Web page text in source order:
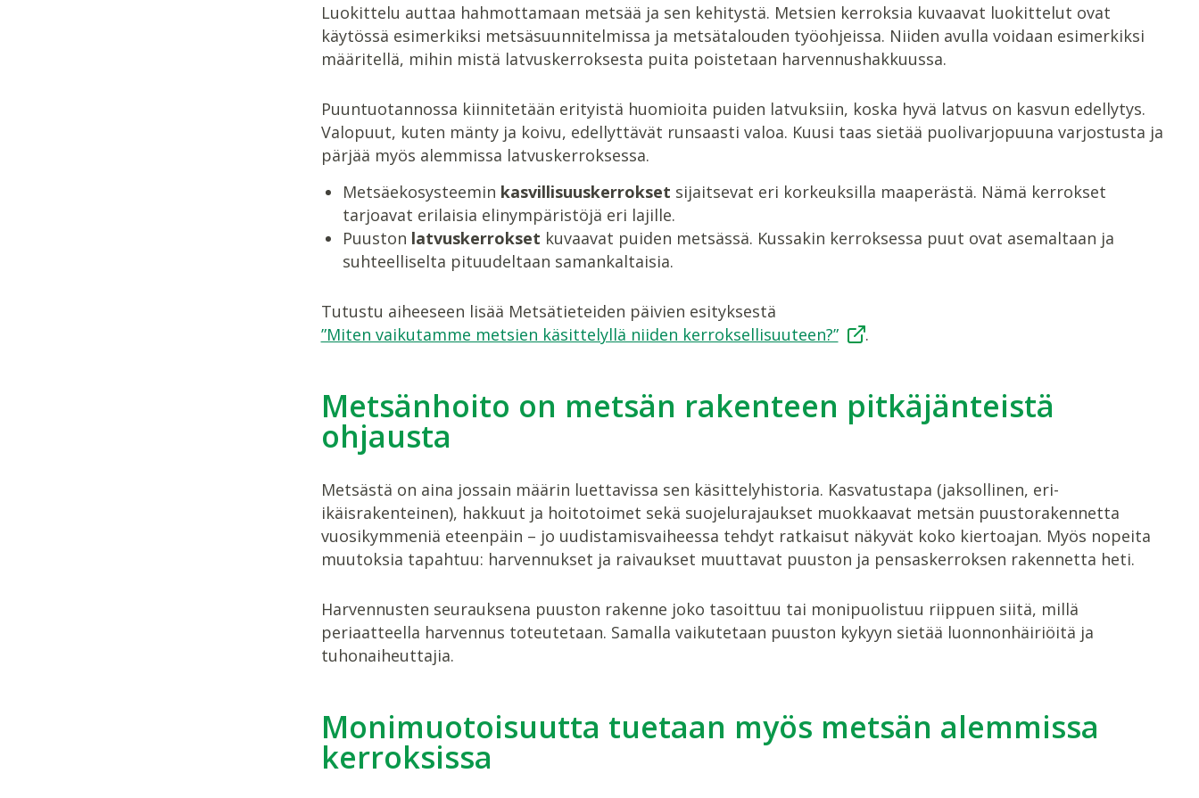
Luokittelu auttaa hahmottamaan metsää ja sen kehitystä. Metsien kerroksia kuvaavat luokittelut ovat
käytössä esimerkiksi metsäsuunnitelmissa ja metsätalouden työohjeissa. Niiden avulla voidaan esimerkiksi
määritellä, mihin mistä latvuskerroksesta puita poistetaan harvennushakkuussa.
Puuntuotannossa kiinnitetään erityistä huomioita puiden latvuksiin, koska hyvä latvus on kasvun edellytys.
Valopuut, kuten mänty ja koivu, edellyttävät runsaasti valoa. Kuusi taas sietää puolivarjopuuna varjostusta ja
pärjää myös alemmissa latvuskerroksessa.
Metsäekosysteemin kasvillisuuskerrokset sijaitsevat eri korkeuksilla maaperästä. Nämä kerrokset
tarjoavat erilaisia elinympäristöjä eri lajille.
Puuston latvuskerrokset kuvaavat puiden metsässä. Kussakin kerroksessa puut ovat asemaltaan ja
suhteelliselta pituudeltaan samankaltaisia.
Tutustu aiheeseen lisää Metsätieteiden päivien esityksestä
”Miten vaikutamme metsien käsittelyllä niiden kerroksellisuuteen?”
.
Metsänhoito on metsän rakenteen pitkäjänteistä
ohjausta
Metsästä on aina jossain määrin luettavissa sen käsittelyhistoria. Kasvatustapa (jaksollinen, eri-
ikäisrakenteinen), hakkuut ja hoitotoimet sekä suojelurajaukset muokkaavat metsän puustorakennetta
vuosikymmeniä eteenpäin – jo uudistamisvaiheessa tehdyt ratkaisut näkyvät koko kiertoajan. Myös nopeita
muutoksia tapahtuu: harvennukset ja raivaukset muuttavat puuston ja pensaskerroksen rakennetta heti.
Harvennusten seurauksena puuston rakenne joko tasoittuu tai monipuolistuu riippuen siitä, millä
periaatteella harvennus toteutetaan. Samalla vaikutetaan puuston kykyyn sietää luonnonhäiriöitä ja
tuhonaiheuttajia.
Monimuotoisuutta tuetaan myös metsän alemmissa
kerroksissa